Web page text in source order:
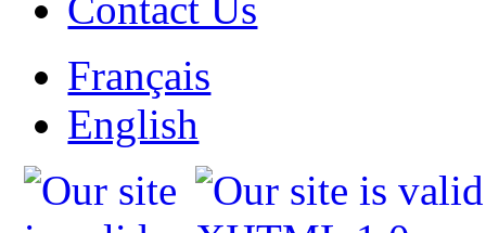
Français
English